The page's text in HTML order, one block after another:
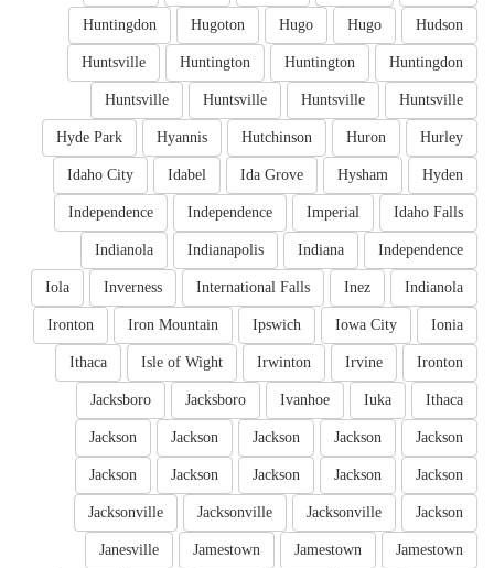
Hudson
Hugo
Hugo
Hugoton
Huntingdon
Huntingdon
Huntington
Huntington
Huntsville
Huntsville
Huntsville
Huntsville
Huntsville
Hurley
Huron
Hutchinson
Hyannis
Hyde Park
Hyden
Hysham
Ida Grove
Idabel
Idaho City
Idaho Falls
Imperial
Independence
Independence
Independence
Indiana
Indianapolis
Indianola
Indianola
Inez
International Falls
Inverness
Iola
Ionia
Iowa City
Ipswich
Iron Mountain
Ironton
Ironton
Irvine
Irwinton
Isle of Wight
Ithaca
Ithaca
Iuka
Ivanhoe
Jacksboro
Jacksboro
Jackson
Jackson
Jackson
Jackson
Jackson
Jackson
Jackson
Jackson
Jackson
Jackson
Jackson
Jacksonville
Jacksonville
Jacksonville
Jamestown
Jamestown
Jamestown
Janesville